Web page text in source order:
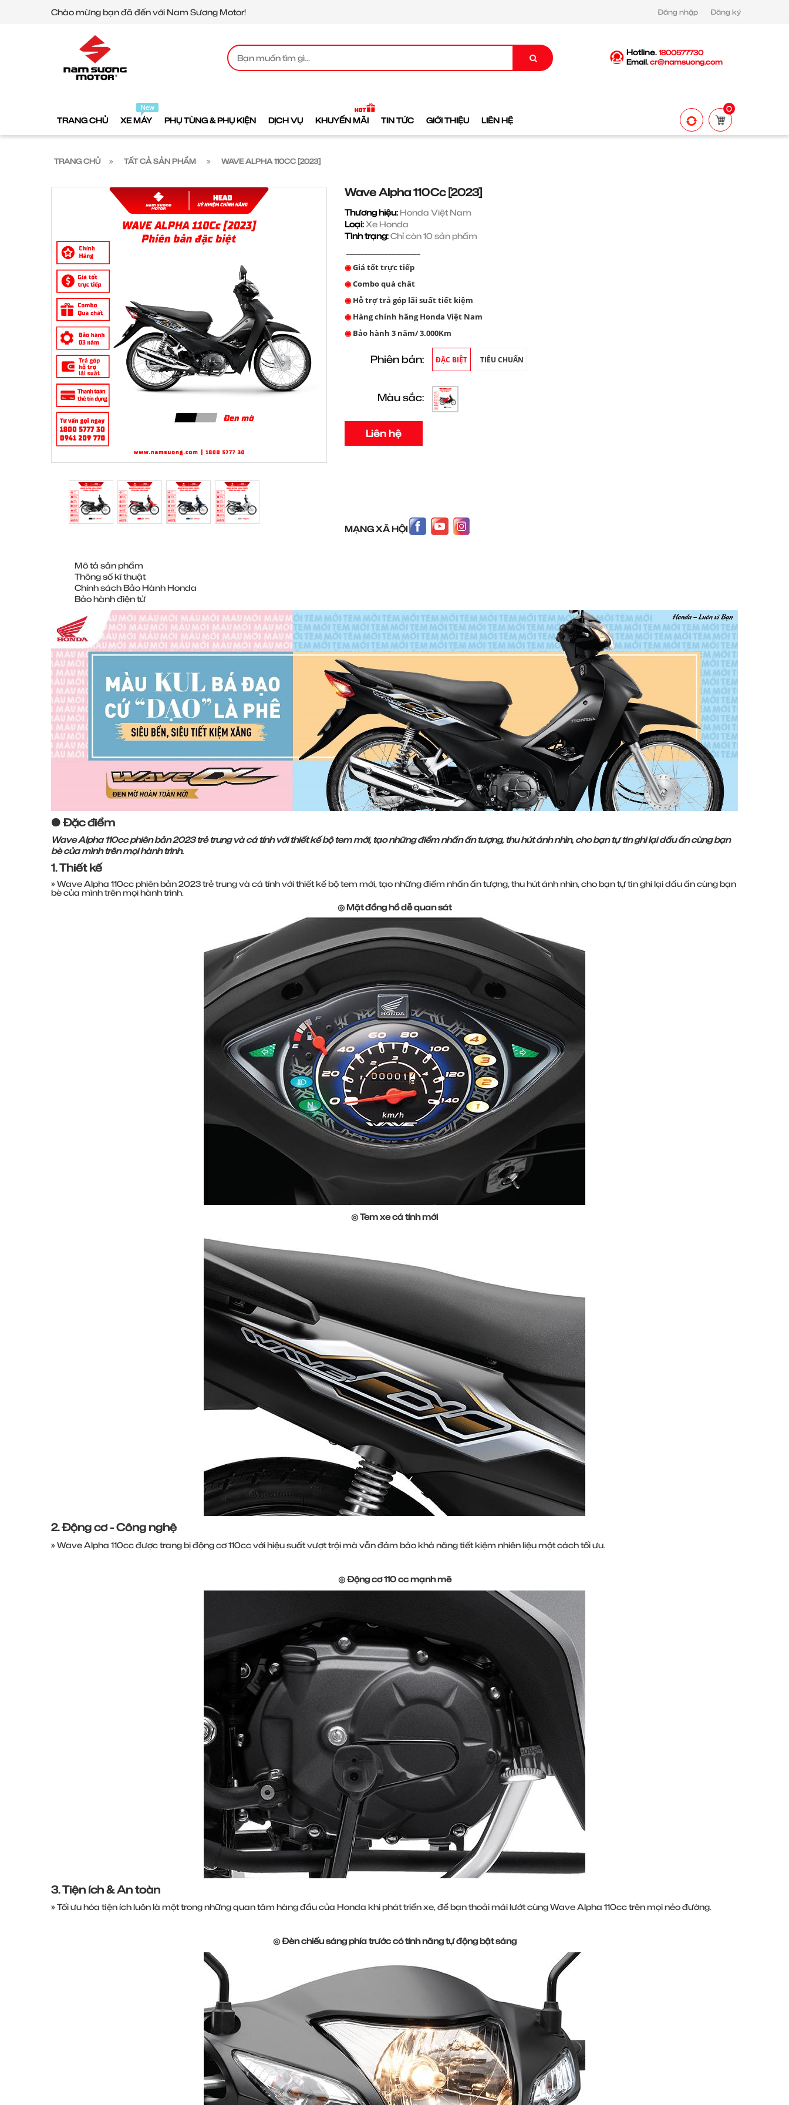
Chào mừng bạn đã đến với Nam Sương Motor! Đăng nhập Đăng ký
Hotline. 1800577730
Email.cr@namsuong.com
TRANG CHỦ XE MÁY PHỤ TÙNG & PHỤ KIỆN DỊCH VỤ KHUYẾN MÃI TIN TỨC GIỚI THIỆU LIÊN HỆ
0
TRANG CHỦ TẤT CẢ SẢN PHẨM WAVE ALPHA 110CC [2023]
Wave Alpha 110Cc [2023]
Thương hiệu: Honda Việt Nam
Loại:Xe Honda
Tình trạng:Chỉ còn 10 sản phẩm
◉Giá tốt trực tiếp
◉Combo quà chất
◉Hỗ trợ trả góp lãi suất tiết kiệm
◉Hàng chính hãng Honda Việt Nam
◉Bảo hành 3 năm/ 3.000Km
Phiên bản: ĐẶC BIỆT TIÊU CHUẨN
Màu sắc:
Liên hệ
MẠNG XÃ HỘI
Mô tả sản phẩm
Thông số kĩ thuật
Chính sách Bảo Hành Honda
Bảo hành điện tử
● Đặc điểm
Wave Alpha 110cc phiên bản 2023 trẻ trung và cá tính với thiết kế bộ tem mới, tạo những điểm nhấn ấn tượng, thu hút ánh nhìn, cho bạn tự tin ghi lại dấu ấn cùng bạn
bè của mình trên mọi hành trình.
1. Thiết kế
» Wave Alpha 110cc phiên bản 2023 trẻ trung và cá tính với thiết kế bộ tem mới, tạo những điểm nhấn ấn tượng, thu hút ánh nhìn, cho bạn tự tin ghi lại dấu ấn cùng bạn
bè của mình trên mọi hành trình.
◎ Mặt đồng hồ dễ quan sát
◎Tem xe cá tính mới
2. Động cơ - Công nghệ
» Wave Alpha 110cc được trang bị động cơ 110cc với hiệu suất vượt trội mà vẫn đảm bảo khả năng tiết kiệm nhiên liệu một cách tối ưu.
◎ Động cơ 110 cc mạnh mẽ
3. Tiện ích & An toàn
» Tối ưu hóa tiện ích luôn là một trong những quan tâm hàng đầu của Honda khi phát triển xe, để bạn thoải mái lướt cùng Wave Alpha 110cc trên mọi nẻo đường.
◎ Đèn chiếu sáng phía trước có tính năng tự động bật sáng